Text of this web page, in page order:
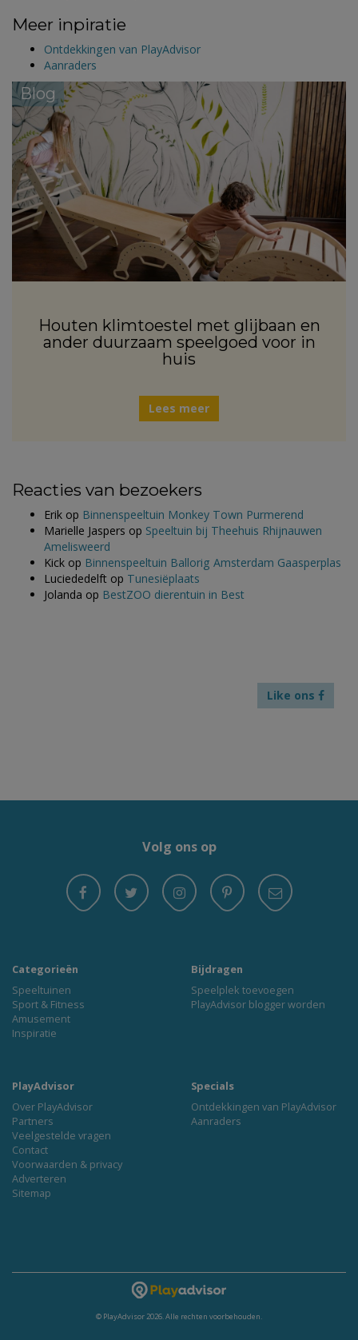
Meer inpiratie
Ontdekkingen van PlayAdvisor
Aanraders
Blog
Houten klimtoestel met glijbaan en
ander duurzaam speelgoed voor in
huis
Lees meer
Reacties van bezoekers
Erik op Binnenspeeltuin Monkey Town Purmerend
Marielle Jaspers op Speeltuin bij Theehuis Rhijnauwen
Amelisweerd
Kick op Binnenspeeltuin Ballorig Amsterdam Gaasperplas
Luciededelft op Tunesiëplaats
Jolanda op BestZOO dierentuin in Best
Like ons
Volg ons op
Categorieën
Speeltuinen
Sport & Fitness
Amusement
Inspiratie
Bijdragen
Speelplek toevoegen
PlayAdvisor blogger worden
PlayAdvisor
Over PlayAdvisor
Partners
Veelgestelde vragen
Contact
Voorwaarden & privacy
Adverteren
Sitemap
Specials
Ontdekkingen van PlayAdvisor
Aanraders
© PlayAdvisor 2026. Alle rechten voorbehouden.